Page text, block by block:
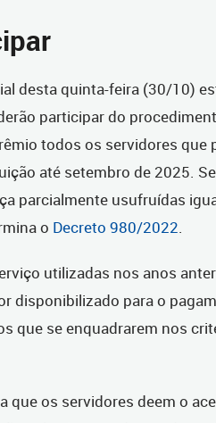
desta quinta-feira (30/10)
participar do
todos os servidores que
até setembro de 2025.
parcialmente usufruídas
o Decreto 980/2022.
utilizadas nos anos
disponibilizado para o
que se enquadrarem nos
que os servidores deem o